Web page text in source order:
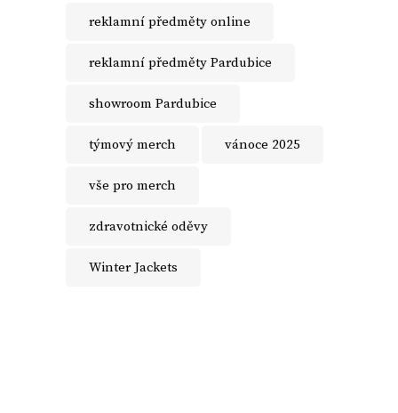
reklamní předměty online
reklamní předměty Pardubice
showroom Pardubice
týmový merch vánoce 2025
vše pro merch
zdravotnické oděvy
Winter Jackets